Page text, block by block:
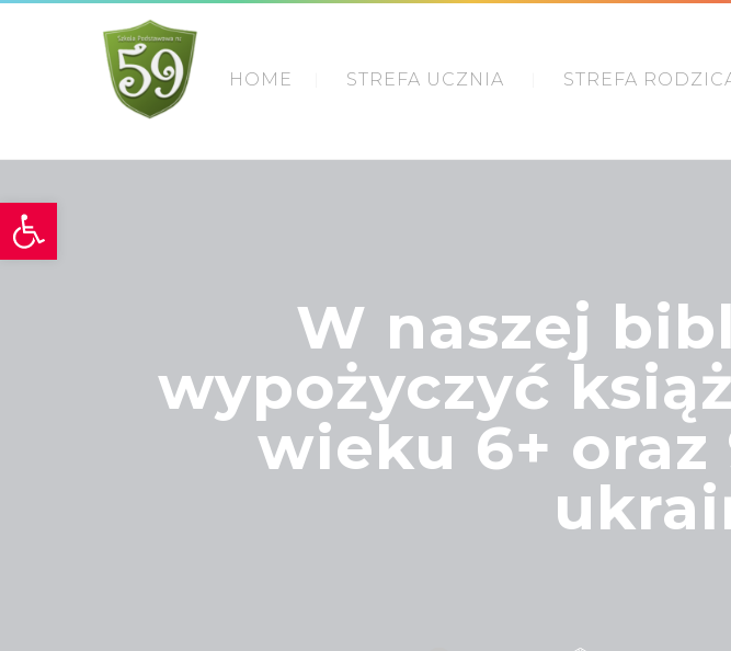
Otwórz pasek narzędzi
HOME STREFA UCZNIA STREFA
W naszej
wypożyczyć
wieku 6+